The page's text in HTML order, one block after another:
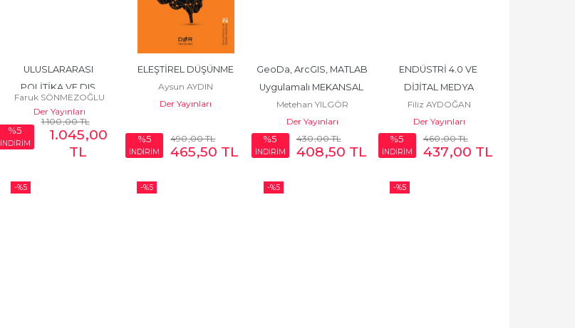
ULUSLARARASI
POLİTİKA VE DIŞ
Faruk SÖNMEZOĞLU
Der Yayınları
%5
İNDİRİM
1.100,00TL
1.045,00
TL
ELEŞTİREL DÜŞÜNME
Aysun AYDIN
Der Yayınları
%5
İNDİRİM
490,00TL
465,50 TL
GeoDa, ArcGIS, MATLAB
Uygulamalı MEKANSAL
EKONOMETRİ
Metehan YILGÖR
Der Yayınları
%5
İNDİRİM
430,00TL
408,50 TL
ENDÜSTRİ 4.0 VE
DİJİTAL MEDYA
Filiz AYDOĞAN
Der Yayınları
%5
İNDİRİM
460,00TL
437,00 TL
-%5 -%5 -%5 -%5